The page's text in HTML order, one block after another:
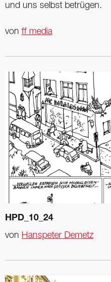
und uns selbst betrügen.
von ff media
HPD_10_24
von Hanspeter Demetz